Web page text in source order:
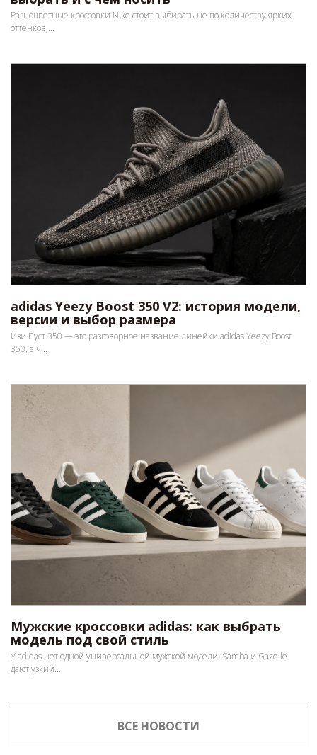
Разноцветные кроссовки Nike стоит выбирать не по количеству ярких
оттенков,...
adidas Yeezy Boost 350 V2: история модели,
версии и выбор размера
Изи Буст 350 — это разговорное название линейки adidas Yeezy Boost
350, а ч...
Мужские кроссовки adidas: как выбрать
модель под свой стиль
У adidas нет одной универсальной мужской модели: Samba и Gazelle
дают узкий...
ВСЕ НОВОСТИ